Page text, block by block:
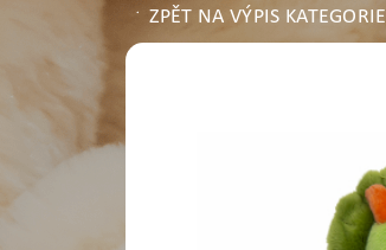
ZPĚT NA VÝPIS KATEGORIE